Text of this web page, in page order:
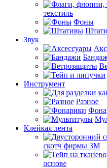
текстиль
Фоны
Звук
Инструмент
Разное
Клейкая лента
скотч фирмы 3M
основе